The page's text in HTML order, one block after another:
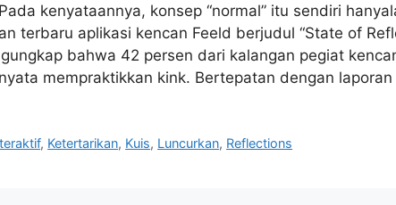
Pada kenyataannya, konsep “normal” itu sendiri
terbaru aplikasi kencan Feeld berjudul “State of
bahwa 42 persen dari kalangan pegiat
mempraktikkan kink. Bertepatan dengan
, Ketertarikan, Kuis, Luncurkan, Reflections